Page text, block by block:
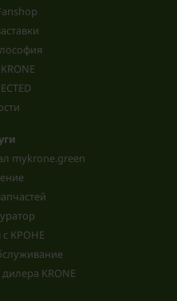
mykrone.green
с КРОНЕ
KRONE